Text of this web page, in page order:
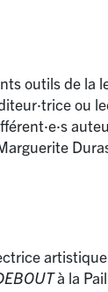
outils de la
·trice ou
·e·s
à la